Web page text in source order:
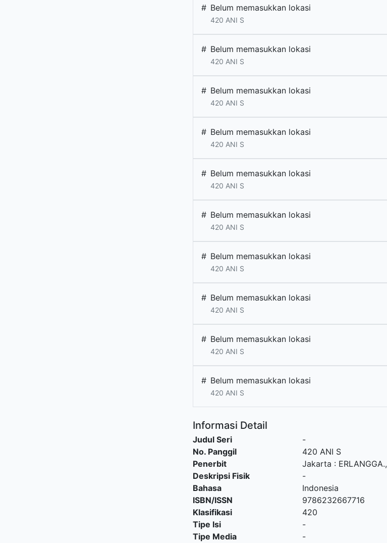
# Belum memasukkan lokasi
420 ANI S
# Belum memasukkan lokasi
420 ANI S
# Belum memasukkan lokasi
420 ANI S
# Belum memasukkan lokasi
420 ANI S
# Belum memasukkan lokasi
420 ANI S
# Belum memasukkan lokasi
420 ANI S
# Belum memasukkan lokasi
420 ANI S
# Belum memasukkan lokasi
420 ANI S
# Belum memasukkan lokasi
420 ANI S
# Belum memasukkan lokasi
420 ANI S
Informasi Detail
Judul Seri
-
No. Panggil
420 ANI S
Penerbit
Jakarta : ERLANGGA.,
Deskripsi Fisik
-
Bahasa
Indonesia
ISBN/ISSN
9786232667716
Klasifikasi
420
Tipe Isi
-
Tipe Media
-